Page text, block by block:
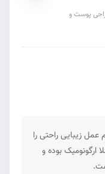
پوست و
زیبایی راحتی را
ارگونومیک بوده و